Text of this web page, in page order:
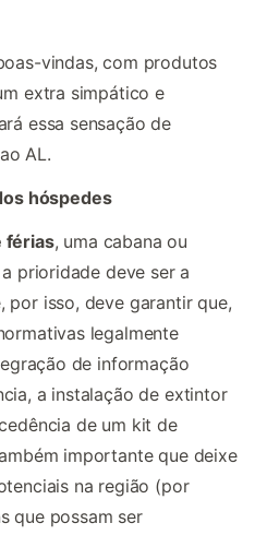
vindas, com produtos
extra simpático e
essa sensação de
AL.
hóspedes
férias, uma cabana ou
prioridade deve ser a
por isso, deve garantir que,
legalmente
de informação
a instalação de extintor
de um kit de
importante que deixe
na região (por
que possam ser